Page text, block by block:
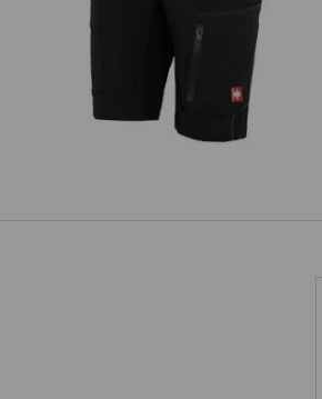
Shorts e.s.vision stretch, damer